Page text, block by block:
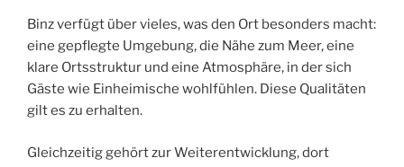
Binz verfügt über vieles, was den Ort besonders macht:
eine gepflegte Umgebung, die Nähe zum Meer, eine
klare Ortsstruktur und eine Atmosphäre, in der sich
Gäste wie Einheimische wohlfühlen. Diese Qualitäten
gilt es zu erhalten.
Gleichzeitig gehört zur Weiterentwicklung, dort